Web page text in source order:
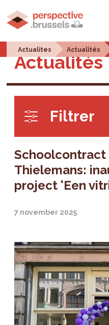
Actualites Actualités
Actualités
Filtrer
Schoolcontract
Thielemans:
project 'Een
7 november 2025